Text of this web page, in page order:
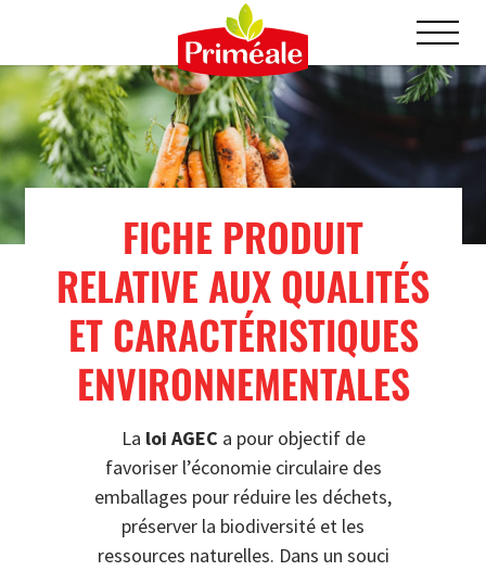
FICHE PRODUIT
RELATIVE AUX QUALITÉS
ET CARACTÉRISTIQUES
ENVIRONNEMENTALES
La loi AGEC a pour objectif de
favoriser l’économie circulaire des
emballages pour réduire les déchets,
préserver la biodiversité et les
ressources naturelles. Dans un souci